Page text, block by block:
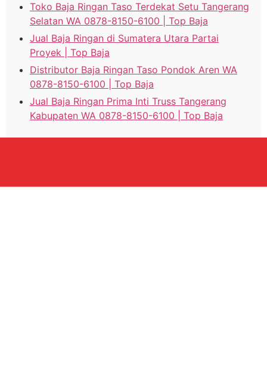
Toko Baja Ringan Taso Terdekat Setu Tangerang
Selatan WA 0878-8150-6100 | Top Baja
Jual Baja Ringan di Sumatera Utara Partai
Proyek | Top Baja
Distributor Baja Ringan Taso Pondok Aren WA
0878-8150-6100 | Top Baja
Jual Baja Ringan Prima Inti Truss Tangerang
Kabupaten WA 0878-8150-6100 | Top Baja